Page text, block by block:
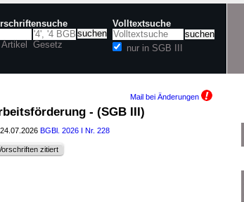
Gesetz
Volltextsuche
nur in SGB III
Mail bei Änderungen
- (SGB III)
BGBl. 2026 I Nr. 228
zitiert